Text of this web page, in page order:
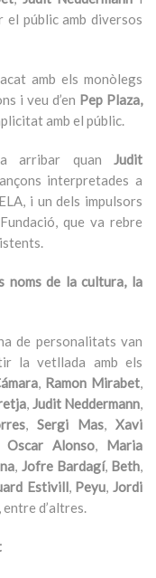
el públic amb diversos
amb els monòlegs
i veu d’en Pep Plaza,
amb el públic.
arribar quan Judit
interpretades a
i un dels impulsors
que va rebre
noms de la cultura, la
de personalitats van
la vetllada amb els
, Ramon Mirabet,
, Judit Neddermann,
, Sergi Mas, Xavi
Oscar Alonso, Maria
, Jofre Bardagí, Beth,
Estivill, Peyu,Jordi
, entre d’altres.